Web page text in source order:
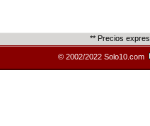
** Precios
© 2002/2022 Solo10.com